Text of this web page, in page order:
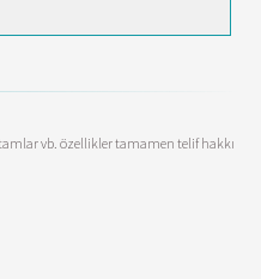
vb. özellikler tamamen telif hakkı